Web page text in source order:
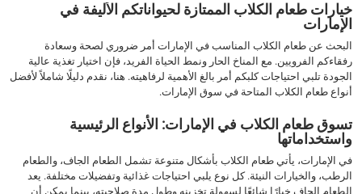
خيارات طعام الكلاب الممتازة لحيواناتكم الأليفة في
الإمارات
البحث عن طعام الكلاب المناسب في الإمارات أمر ضروري لصحة وسعادة
رفقاءكم الفرويين. مع المناخ الحار ونمط الحياة الفريد، فإن اختيار تغذية عالية
الجودة تلبي احتياجات كلبكم أمر بالغ الأهمية لرفاهيته. هنا، نقدم دليلًا شاملاً لأفضل
أنواع طعام الكلاب المتاحة في سوق الإمارات.
تسوق طعام الكلاب في الإمارات: الأنواع الرئيسية
واستخداماتها
في الإمارات، يأتي طعام الكلاب بأشكال متنوعة تشمل الطعام الجاف، والطعام
الرطب، والخيارات النيئة. كل نوع يلبي احتياجات غذائية وتفضيلات مختلفة. يعد
الطعام الجاف خيارًا شائعًا لسهولة تخزينه وطول مدة صلاحيته، بينما يمكن أن